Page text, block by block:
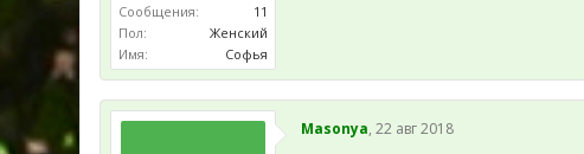
Сообщения:
11
Пол:
Женский
Имя:
Софья
Masonya, 22 авг 2018